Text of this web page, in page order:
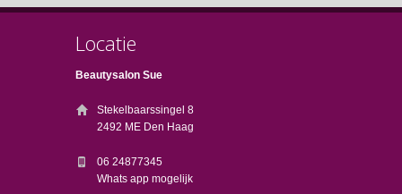
Locatie
Beautysalon Sue
Stekelbaarssingel 8
2492 ME Den Haag
06 24877345
Whats app mogelijk